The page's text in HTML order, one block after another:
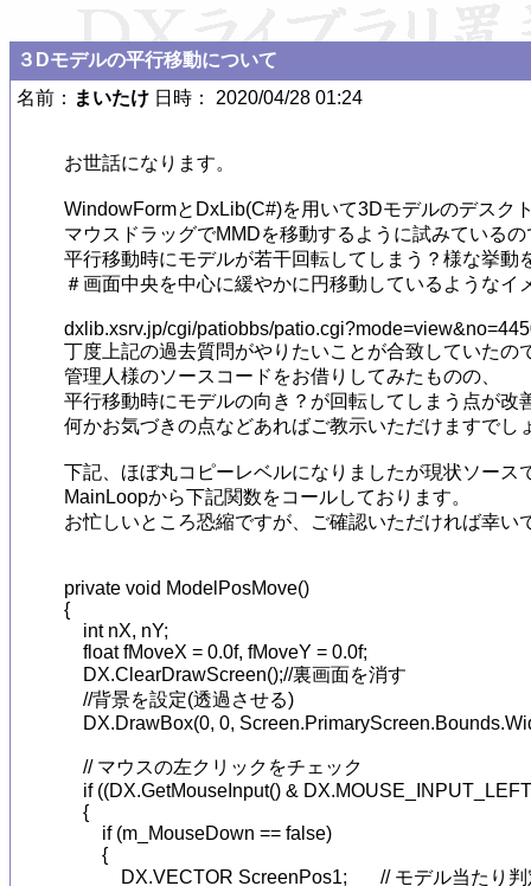
３Dモデルの平行移動について
名前： まいたけ 日時： 2020/04/28 01:24
お世話になります。
WindowFormとDxLib(C#)を用いて3Dモデルのデスク
マウスドラッグでMMDを移動するように試みている
平行移動時にモデルが若干回転してしまう？様な挙動
＃画面中央を中心に緩やかに円移動しているようなイ
dxlib.xsrv.jp/cgi/patiobbs/
丁度上記の過去質問がやりたいことが合致していたの
管理人様のソースコードをお借りしてみたものの、
平行移動時にモデルの向き？が回転してしまう点が改
何かお気づきの点などあればご教示いただけますでし
下記、ほぼ丸コピーレベルになりましたが現状ソース
MainLoopから下記関数をコールしております。
お忙しいところ恐縮ですが、ご確認いただければ幸い
private void ModelPosMove()
{
    int nX, nY;
    float fMoveX = 0.0f, fMoveY = 0.0f;
    DX.ClearDrawScreen();//裏画面を消す
    //背景を設定(透過させる)
DX.DrawBox(0, 0,
    // マウスの左クリックをチェック
if ((DX.GetMouseInput() &
    {
        if (m_MouseDown == false)
        {
DX.VECTOR ScreenPos1;       // モデル当た